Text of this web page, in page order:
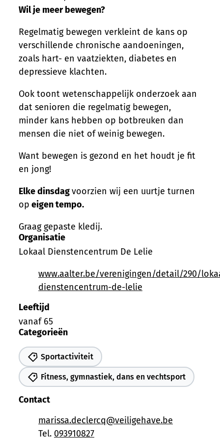
Wil je meer bewegen?
Regelmatig bewegen verkleint de kans op
verschillende chronische aandoeningen,
zoals hart- en vaatziekten, diabetes en
depressieve klachten.
Ook toont wetenschappelijk onderzoek aan
dat senioren die regelmatig bewegen,
minder kans hebben op botbreuken dan
mensen die niet of weinig bewegen.
Want bewegen is gezond en het houdt je fit
en jong!
Elke dinsdagvoorzien wij een uurtje turnen
op eigen tempo.
Graag gepaste kledij.
Organisatie
Lokaal Dienstencentrum De Lelie
Websitewww.aalter.be/verenigingen/detail/290/
dienstencentrum-de-lelie
Leeftijd
vanaf 65
Categorieën
Sportactiviteit
Fitness, gymnastiek, dans en vechtsport
Contact
E-mailmarissa.declercq@veiligehave.be
093910827